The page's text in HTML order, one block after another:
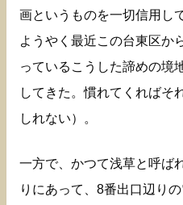
画というものを一切信用し
ようやく最近この台東区か
っているこうした諦めの境
してきた。慣れてくればそ
しれない）。
一方で、かつて浅草と呼ば
りにあって、8番出口辺り